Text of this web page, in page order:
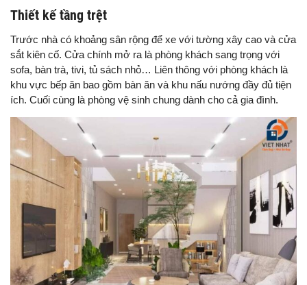
Thiết kế tầng trệt
Trước nhà có khoảng sân rộng để xe với tường xây cao và cửa
sắt kiên cố. Cửa chính mở ra là phòng khách sang trọng với
sofa, bàn trà, tivi, tủ sách nhỏ… Liên thông với phòng khách là
khu vực bếp ăn bao gồm bàn ăn và khu nấu nướng đầy đủ tiện
ích. Cuối cùng là phòng vệ sinh chung dành cho cả gia đình.